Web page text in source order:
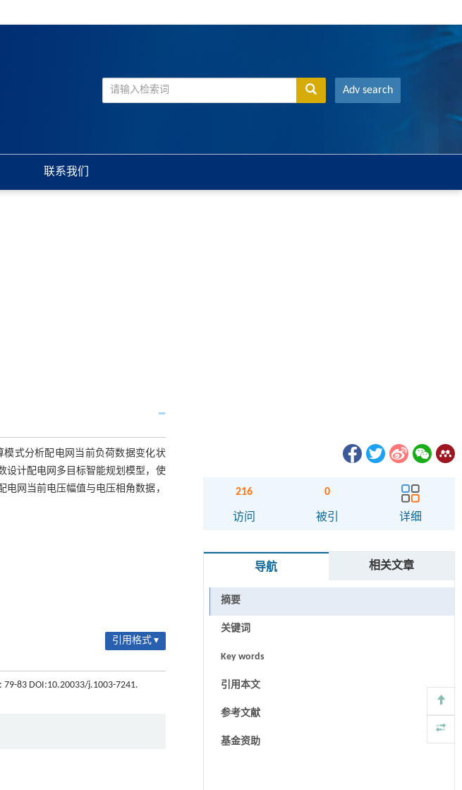
Adv search
联系我们
式分析配电网当前负荷数据变化状
设计配电网多目标智能规划模型，使
网当前电压幅值与电压相角数据，
引用格式 ▾
79-83 DOI:10.20033/j.1003-7241.
216
访问
0
被引 详细
导航 相关文章
摘要
关键词
Key words
引用本文
参考文献
基金资助